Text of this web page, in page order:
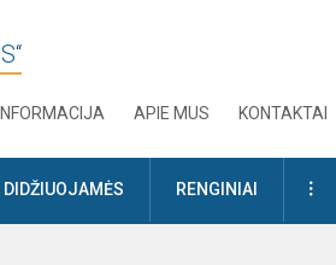
APIE MUS KONTAKTAI
DIDŽIUOJAMĖS RENGINIAI